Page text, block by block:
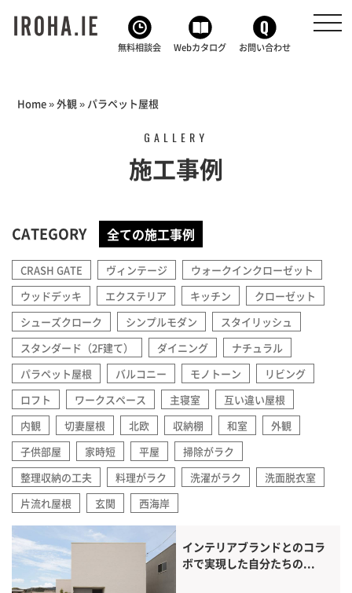
無料相談会 Webカタログ お問い合わせ
Home»外観» パラペット屋根
GALLERY
施工事例
CATEGORY 全ての施工事例
CRASH GATE ヴィンテージ
ウォークインクローゼット
ウッドデッキ
エクステリア キッチン
クローゼット
シューズクローク
シンプルモダン
スタイリッシュ
スタンダード（2F建て）
ダイニング
ナチュラル
パラペット屋根
バルコニー モノトーン
リビング
ロフト
ワークスペース 主寝室
互い違い屋根
内観
切妻屋根 北欧 収納棚 和室
外観
子供部屋
家時短 平屋
掃除がラク
整理収納の工夫
料理がラク 洗濯がラク
洗面脱衣室
片流れ屋根
玄関 西海岸
インテリアブランドとのコラ
ボで実現した自分たちの...